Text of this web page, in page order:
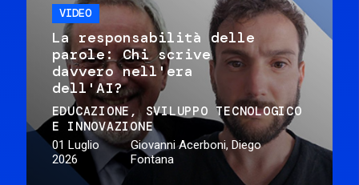
VIDEO
La responsabilità delle
parole: Chi scrive
davvero nell'era
dell'AI?
EDUCAZIONE
SVILUPPO TECNOLOGICO
E INNOVAZIONE
01 Luglio
2026
Giovanni Acerboni, Diego
Fontana